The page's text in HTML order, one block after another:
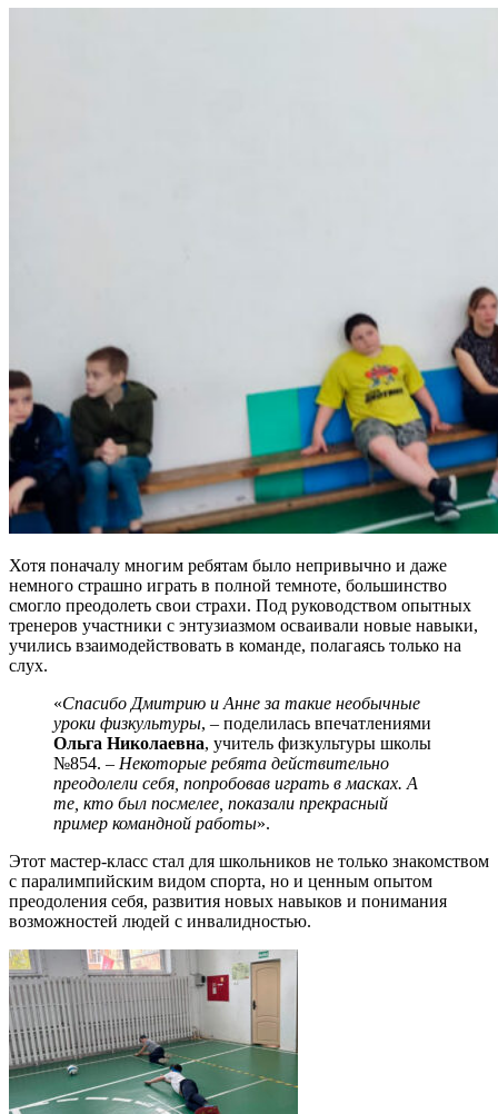
Хотя поначалу многим ребятам было непривычно и даже
немного страшно играть в полной темноте, большинство
смогло преодолеть свои страхи. Под руководством опытных
тренеров участники с энтузиазмом осваивали новые навыки,
учились взаимодействовать в команде, полагаясь только на
слух.
«Спасибо Дмитрию и Анне за такие необычные
уроки физкультуры, – поделилась впечатлениями
Ольга Николаевна, учитель физкультуры школы
№854. – Некоторые ребята действительно
преодолели себя, попробовав играть в масках. А
те, кто был посмелее, показали прекрасный
пример командной работы».
Этот мастер-класс стал для школьников не только знакомством
с паралимпийским видом спорта, но и ценным опытом
преодоления себя, развития новых навыков и понимания
возможностей людей с инвалидностью.